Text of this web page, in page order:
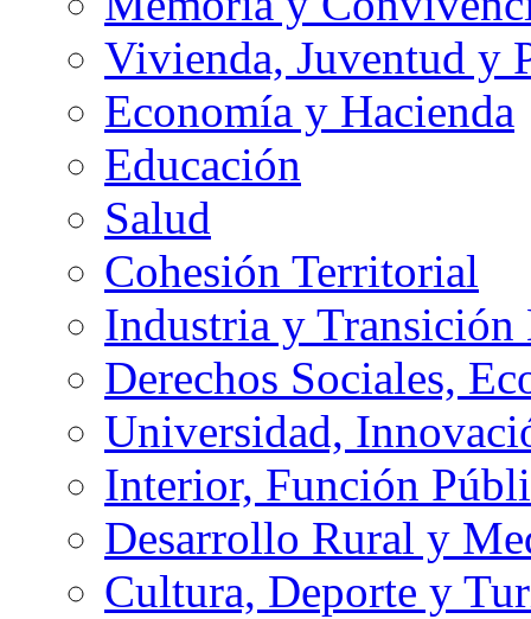
Vivienda, Juventud y
Economía y Hacienda
Educación
Salud
Cohesión Territorial
Industria y
Derechos Sociales,
Universidad,
Interior, Función
Desarrollo Rural y
Cultura, Deporte y